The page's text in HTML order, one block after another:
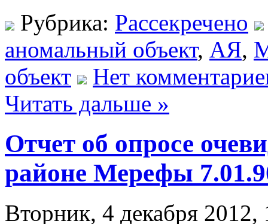
Рубрика: Рассекречено
аномальный объект, АЯ,
объект
Нет
Читать дальше »
Отчет об опросе
районе Мерефы
Вторник, 4 декабря 2012,